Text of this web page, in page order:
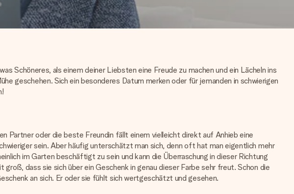
Schöneres, als einem deiner Liebsten eine Freude zu machen und ein Lächeln ins
geschehen. Sich ein besonderes Datum merken oder für jemanden in schwierigen
Partner oder die beste Freundin fällt einem vielleicht direkt auf Anhieb eine
sein. Aber häufig unterschätzt man sich, denn oft hat man eigentlich mehr
im Garten beschäftigt zu sein und kann die Überraschung in dieser Richtung
dass sie sich über ein Geschenk in genau dieser Farbe sehr freut. Schon die
an sich. Er oder sie fühlt sich wertgeschätzt und gesehen.